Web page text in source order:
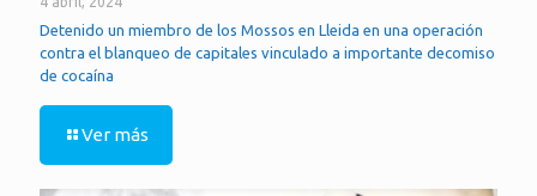
Detenido un miembro de los Mossos en Lleida en una operación
contra el blanqueo de capitales vinculado a importante decomiso
de cocaína
Ver más